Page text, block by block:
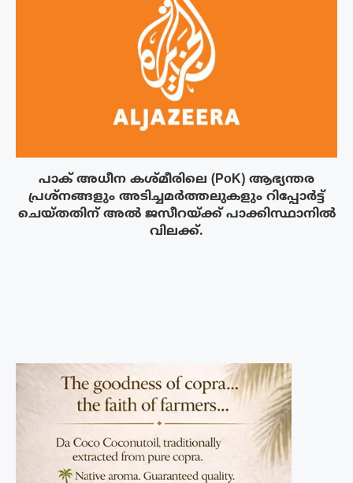
പാക് അധീന കശ്മീരിലെ (PoK) ആഭ്യന്തര
പ്രശ്നങ്ങളും അടിച്ചമർത്തലുകളും റിപ്പോർട്ട്
ചെയ്തതിന് അൽ ജസീറയ്‌ക്ക് പാക്കിസ്ഥാനിൽ
വിലക്ക്.